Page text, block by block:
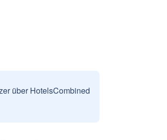
über HotelsCombined